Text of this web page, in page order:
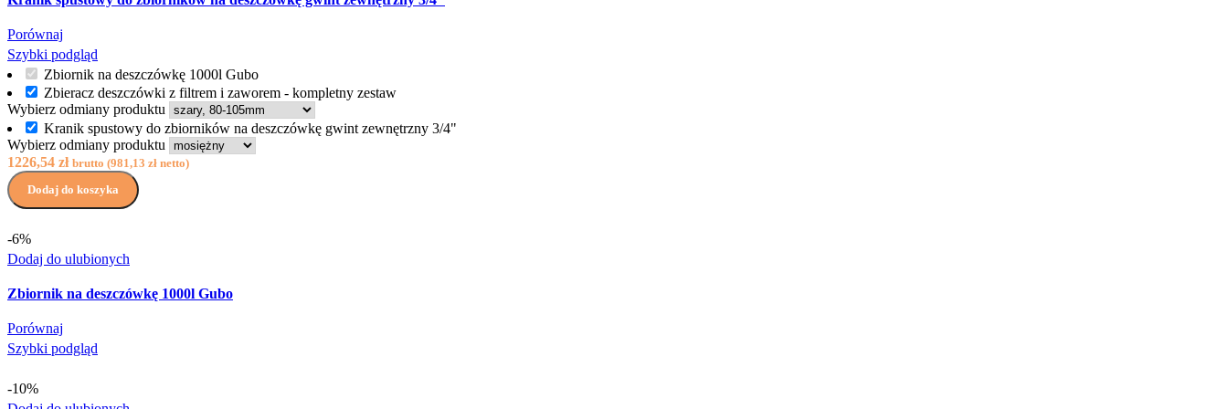
Porównaj
Szybki podgląd
Zbiornik na deszczówkę 1000l Gubo
Zbieracz deszczówki z filtrem i zaworem - kompletny zestaw
Wybierz odmiany produktu
Kranik spustowy do zbiorników na deszczówkę gwint zewnętrzny 3/4"
Wybierz odmiany produktu
1226,54 zł brutto (981,13 zł netto)
Dodaj do koszyka
-6%
Dodaj do ulubionych
Zbiornik na deszczówkę 1000l Gubo
Porównaj
Szybki podgląd
-10%